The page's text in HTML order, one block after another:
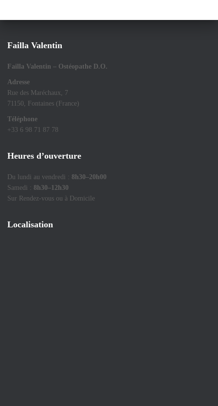
Failla Valentin
Failla Valentin – Ostéopathe D.O.
Adresse
Rue des Maréchaux, 7
71150, Fontaines (France)
Téléphone
+33 6 98 71 87 78
Heures d’ouverture
Du lundi au vendredi : 8h30–20h00
Samedi : 8h30–12h30
Sur Rendez-vous ou à Domicile
Localisation